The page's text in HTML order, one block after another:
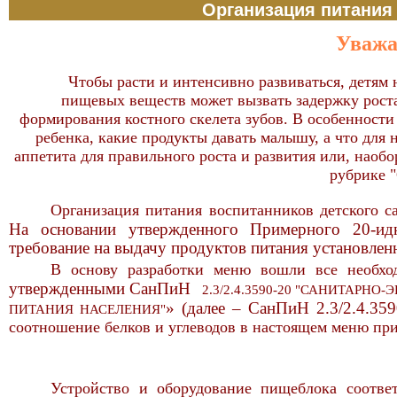
Организация
Чтобы расти и интенсивно развиваться,
пищевых веществ может вызвать задержку
формирования костного скелета зубов. В
ребенка, какие продукты давать малышу, а что для
аппетита для правильного роста и развития или,
рубрике
Организация питания воспитанников
На основании утвержденного Примерного 20-
требование на выдачу продуктов питания
В основу разработки меню вошли все
утвержденными СанПиН
2.3/2.4.3590-20
ПИТАНИЯ НАСЕЛЕНИЯ"» (далее – СанПиН 2.3/
соотношение белков и углеводов в настоящем меню
Устройство и оборудование пищеблока